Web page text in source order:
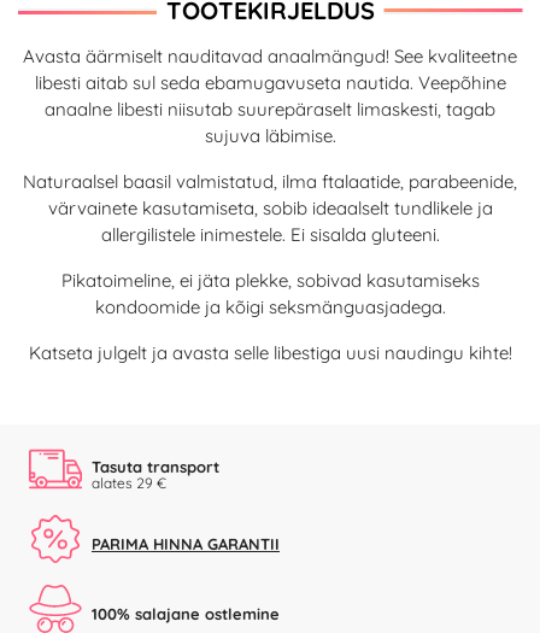
TOOTEKIRJELDUS
Avasta äärmiselt nauditavad anaalmängud! See kvaliteetne
libesti aitab sul seda ebamugavuseta nautida. Veepõhine
anaalne libesti niisutab suurepäraselt limaskesti, tagab
sujuva läbimise.
Naturaalsel baasil valmistatud, ilma ftalaatide, parabeenide,
värvainete kasutamiseta, sobib ideaalselt tundlikele ja
allergilistele inimestele. Ei sisalda gluteeni.
Pikatoimeline, ei jäta plekke, sobivad kasutamiseks
kondoomide ja kõigi seksmänguasjadega.
Katseta julgelt ja avasta selle libestiga uusi naudingu kihte!
Tasuta transport
alates 29 €
PARIMA HINNA GARANTII
100% salajane ostlemine